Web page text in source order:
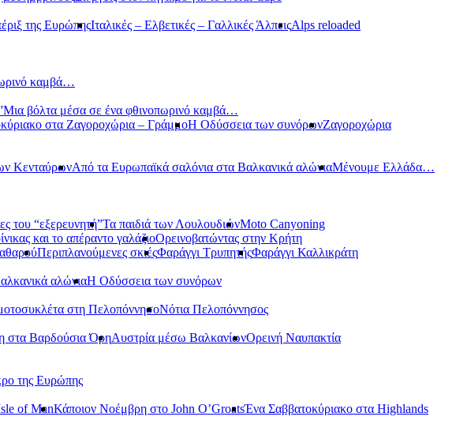
της ΕυρώπηςΙταλικές – Ελβετικές – Γαλλικές ΆλπειςAlps reloaded
καμβά…
Μια βόλτα μέσα σε ένα φθινοπωρινό καμβά…
στα Ζαγοροχώρια – ΓράμμοΗ Οδύσσεια των συνόρωνΖαγοροχώρια
ΚενταύρωνΑπό τα Ευρωπαϊκά σαλόνια στα Βαλκανικά αλώνιαΜένουμε Ελλάδα…
του “εξερευνητή”Τα παιδιά των ΛουλουδιώνMoto Canyoning
και το απέραντο γαλάζιοΟρεινοβατώντας στην Κρήτη
Περιπλανούμενες σκιέςΦαράγγι ΤρυπητήςΦαράγγι Καλλικράτη
αλώνιαΗ Οδύσσεια των συνόρων
στη ΠελοπόννησοΝότια Πελοπόννησος
στα Βαρδούσια ΌρηΑυστρία μέσω ΒαλκανίωνΟρεινή Ναυπακτία
της Ευρώπης
of ManΚάποιον Νοέμβρη στο John O’GroatsΈνα Σαββατοκύριακο στα Highlands